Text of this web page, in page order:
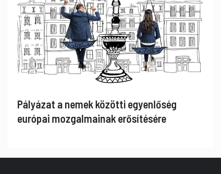
Pályázat a nemek közötti egyenlőség
európai mozgalmainak erősítésére